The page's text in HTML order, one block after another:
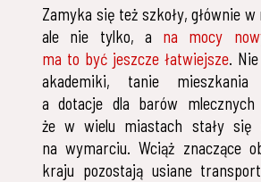
Zamyka się też szkoły, głównie
ale nie tylko, a na mocy
ma to być jeszcze łatwiejsze.
akademiki, tanie
a dotacje dla barów
że w wielu miastach stały się
na wymarciu. Wciąż znaczące
kraju pozostają usiane